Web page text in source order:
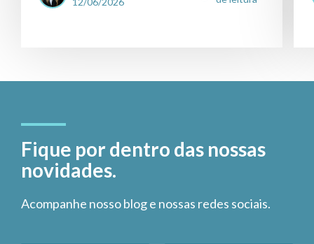
Fique por dentro das nossas
novidades.
Acompanhe nosso blog e nossas redes sociais.